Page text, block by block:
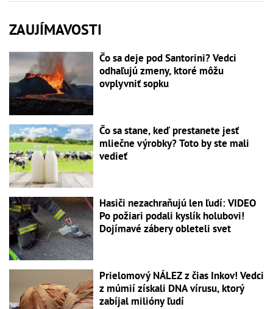
ZAUJÍMAVOSTI
Čo sa deje pod Santorini? Vedci
odhaľujú zmeny, ktoré môžu
ovplyvniť sopku
Čo sa stane, keď prestanete jesť
mliečne výrobky? Toto by ste mali
vedieť
Hasiči nezachraňujú len ľudí: VIDEO
Po požiari podali kyslík holubovi!
Dojímavé zábery obleteli svet
Prielomový NÁLEZ z čias Inkov! Vedci
z múmií získali DNA vírusu, ktorý
zabíjal milióny ľudí